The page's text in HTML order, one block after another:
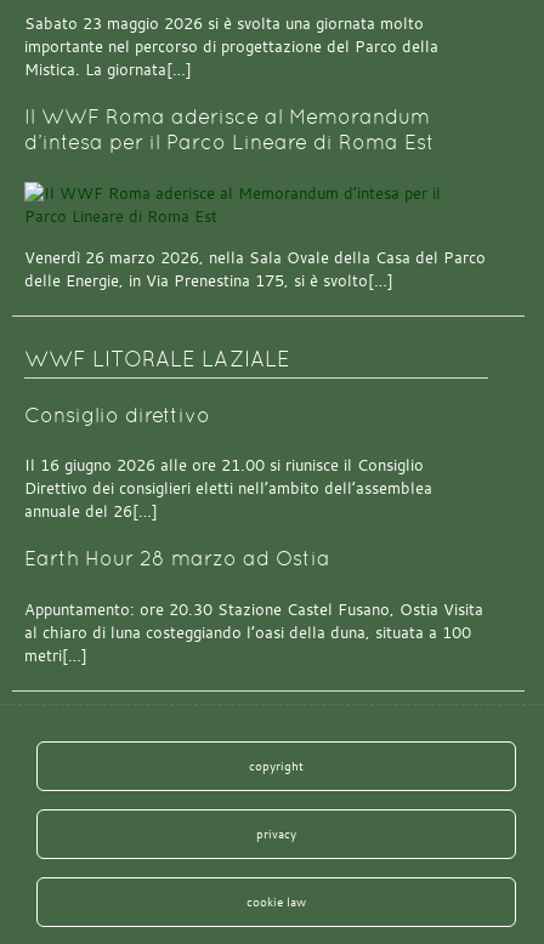
Sabato 23 maggio 2026 si è svolta una giornata molto
importante nel percorso di progettazione del Parco della
Mistica. La giornata[…]
Il WWF Roma aderisce al Memorandum
d’intesa per il Parco Lineare di Roma Est
Venerdì 26 marzo 2026, nella Sala Ovale della Casa del Parco
delle Energie, in Via Prenestina 175, si è svolto[…]
WWF LITORALE LAZIALE
Consiglio direttivo
Il 16 giugno 2026 alle ore 21.00 si riunisce il Consiglio
Direttivo dei consiglieri eletti nell’ambito dell’assemblea
annuale del 26[…]
Earth Hour 28 marzo ad Ostia
Appuntamento: ore 20.30 Stazione Castel Fusano, Ostia Visita
al chiaro di luna costeggiando l’oasi della duna, situata a 100
metri[…]
copyright
privacy
cookie law